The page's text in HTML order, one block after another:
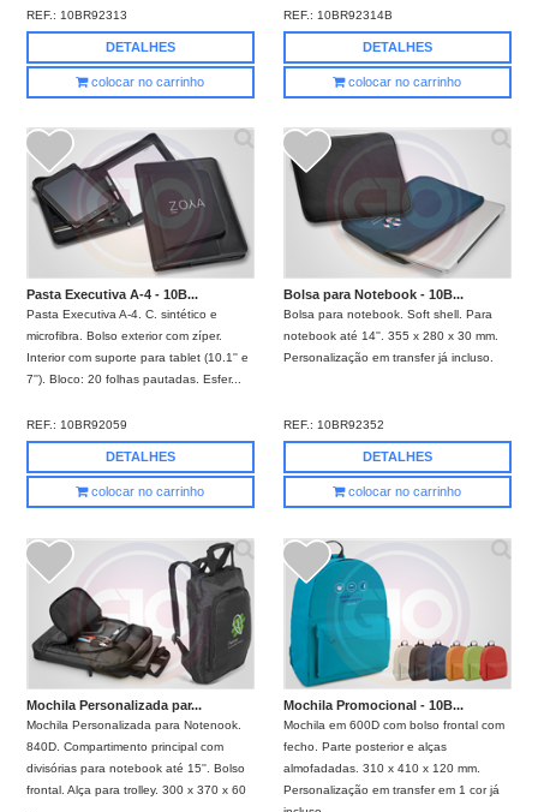
REF.: 10BR92313
DETALHES
colocar no carrinho
REF.: 10BR92314B
DETALHES
colocar no carrinho
Pasta Executiva A-4 - 10B...
Pasta Executiva A-4. C. sintético e
microfibra. Bolso exterior com zíper.
Interior com suporte para tablet (10.1'' e
7''). Bloco: 20 folhas pautadas. Esfer...
REF.:10BR92059
DETALHES
colocar no carrinho
Bolsa para Notebook - 10B...
Bolsa para notebook. Soft shell. Para
notebook até 14''. 355 x 280 x 30 mm.
Personalização em transfer já incluso.
REF.:10BR92352
DETALHES
colocar no carrinho
Mochila Personalizada par...
Mochila Personalizada para Notenook.
840D. Compartimento principal com
divisórias para notebook até 15''. Bolso
frontal. Alça para trolley. 300 x 370 x 60
Mochila Promocional - 10B...
Mochila em 600D com bolso frontal com
fecho. Parte posterior e alças
almofadadas. 310 x 410 x 120 mm.
Personalização em transfer em 1 cor já